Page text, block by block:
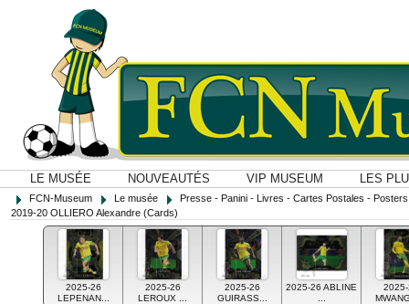
LE MUSÉE NOUVEAUTÉS VIP MUSEUM LES
FCN-Museum Le musée
Presse - Panini - Livres - Cartes Postales -
2019-20 OLLIERO Alexandre (Cards)
2025-26
LEPENAN...
2025-26
LEROUX ...
2025-26
GUIRASS...
2025-26 ABLINE